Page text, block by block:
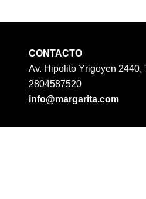
CONTACTO
Av. Hipolito Yrigoyen 2440,
2804587520
info@margarita.com